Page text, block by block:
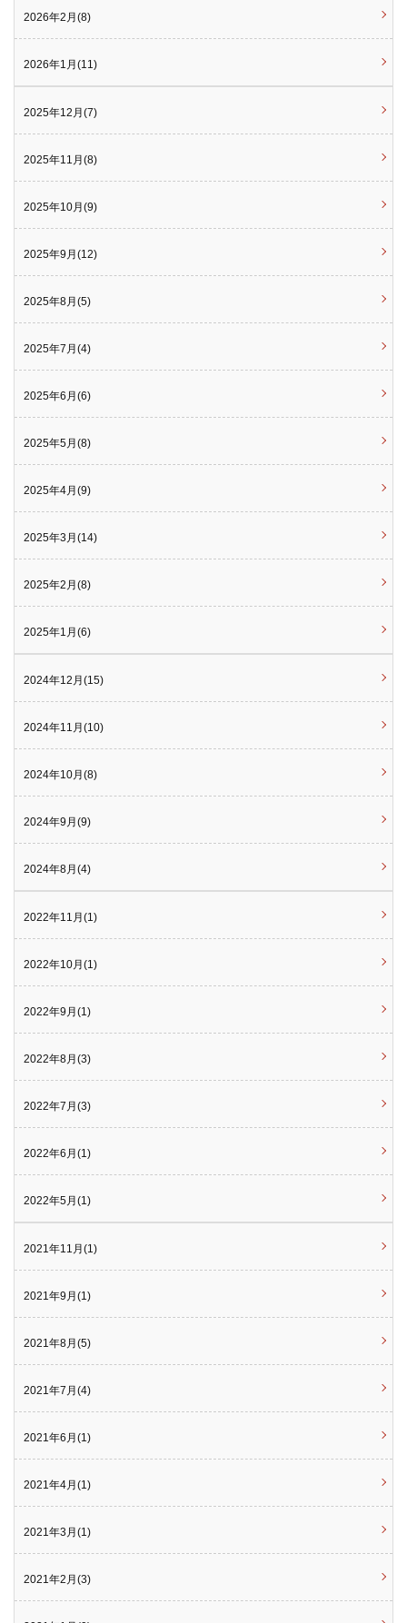
2026年2月(8)
2026年1月(11)
2025年12月(7)
2025年11月(8)
2025年10月(9)
2025年9月(12)
2025年8月(5)
2025年7月(4)
2025年6月(6)
2025年5月(8)
2025年4月(9)
2025年3月(14)
2025年2月(8)
2025年1月(6)
2024年12月(15)
2024年11月(10)
2024年10月(8)
2024年9月(9)
2024年8月(4)
2022年11月(1)
2022年10月(1)
2022年9月(1)
2022年8月(3)
2022年7月(3)
2022年6月(1)
2022年5月(1)
2021年11月(1)
2021年9月(1)
2021年8月(5)
2021年7月(4)
2021年6月(1)
2021年4月(1)
2021年3月(1)
2021年2月(3)